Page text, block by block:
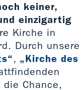
keiner,
einzigartig
Kirche in
Durch unsere
, „Kirche des
Chance,